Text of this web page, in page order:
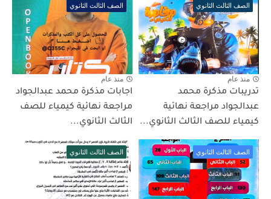
الصف الثالث الثانوي
منذ عام
تدريبات مذكرة محمد
عبدالجواد مراجعة نهائية
كيمياء للصف الثالث الثانوي...
الصف الثالث الثانوي
منذ عام
اجابات مذكرة محمد عبدالجواد
مراجعة نهائية كيمياء للصف
الثالث الثانوي...
الصف الثالث الثانوي الصف الثالث الثانوي